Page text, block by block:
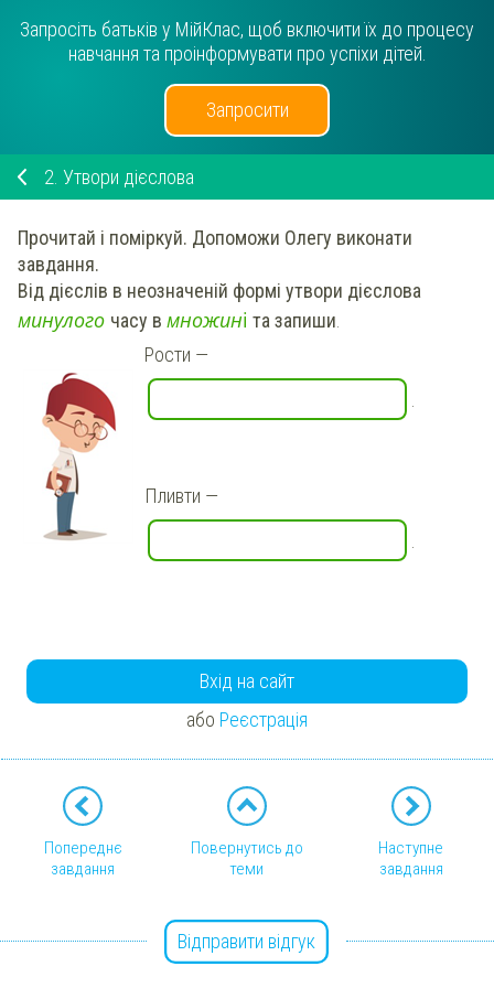
Запросіть батьків у МійКлас, щоб включити їх до процесу
навчання та проінформувати про успіхи дітей.
Запросити
2. Утвори дієслова
Прочитай і поміркуй. Допоможи Олегу виконати
завдання.
Від дієслів в неозначеній формі утвори дієслова
минулого часу в множині та запиши.
Рости —
Пливти —
Вхід на сайт
або Реєстрація
Попереднє
завдання
Повернутись до
теми
Наступне
завдання
Відправити відгук